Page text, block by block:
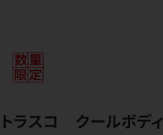
トラスコ クールボデ